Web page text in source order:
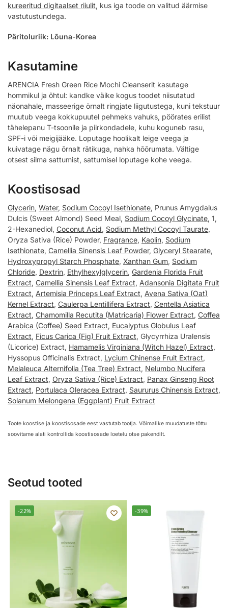
kureeritud digitaalset riiulit, kus iga toode on valitud äärmise
vastutustundega.
Päritoluriik: Lõuna-Korea
Kasutamine
ARENCIA Fresh Green Rice Mochi Cleanserit kasutage
hommikul ja õhtul: kandke väike kogus toodet niisutatud
näonahale, masseerige õrnalt ringjate liigutustega, kuni tekstuur
muutub veega kokkupuutel pehmeks vahuks, pöörates erilist
tähelepanu T-tsoonile ja piirkondadele, kuhu koguneb rasu,
SPF-i või meigijääke. Loputage hoolikalt leige veega ja
kuivatage nägu õrnalt rätikuga, nahka hõõrumata. Vältige
otsest silma sattumist, sattumisel loputage kohe veega.
Koostisosad
Glycerin, Water, Sodium Cocoyl Isethionate, Prunus Amygdalus
Dulcis (Sweet Almond) Seed Meal, Sodium Cocoyl Glycinate, 1,
2-Hexanediol, Coconut Acid, Sodium Methyl Cocoyl Taurate,
Oryza Sativa (Rice) Powder, Fragrance, Kaolin, Sodium
Isethionate, Camellia Sinensis Leaf Powder, Glyceryl Stearate,
Hydroxypropyl Starch Phosphate, Xanthan Gum, Sodium
Chloride, Dextrin, Ethylhexylglycerin, Gardenia Florida Fruit
Extract, Camellia Sinensis Leaf Extract, Adansonia Digitata Fruit
Extract, Artemisia Princeps Leaf Extract, Avena Sativa (Oat)
Kernel Extract, Caulerpa Lentillifera Extract, Centella Asiatica
Extract, Chamomilla Recutita (Matricaria) Flower Extract, Coffea
Arabica (Coffee) Seed Extract, Eucalyptus Globulus Leaf
Extract, Ficus Carica (Fig) Fruit Extract, Glycyrrhiza Uralensis
(Licorice) Extract, Hamamelis Virginiana (Witch Hazel) Extract,
Hyssopus Officinalis Extract, Lycium Chinense Fruit Extract,
Melaleuca Alternifolia (Tea Tree) Extract, Nelumbo Nucifera
Leaf Extract, Oryza Sativa (Rice) Extract, Panax Ginseng Root
Extract, Portulaca Oleracea Extract, Saururus Chinensis Extract,
Solanum Melongena (Eggplant) Fruit Extract
Toote koostise ja koostisosade eest vastutab tootja. Võimalike muudatuste tõttu
soovitame alati kontrollida koostisosade loetelu otse pakendilt.
Seotud tooted
-22% -39%